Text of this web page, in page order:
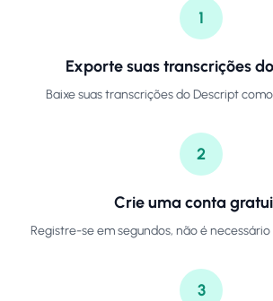
1
Exporte suas transcrições
Baixe suas transcrições do Descript
2
Crie uma conta
Registre-se em segundos, não é
3